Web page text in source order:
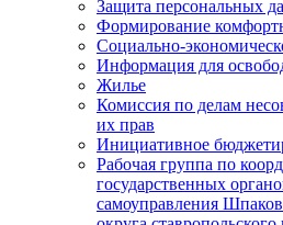
Защита персональных
Формирование
Социально-
Информация для
Жилье
Комиссия по делам
их прав
Инициативное
Рабочая группа по
государственных
самоуправления